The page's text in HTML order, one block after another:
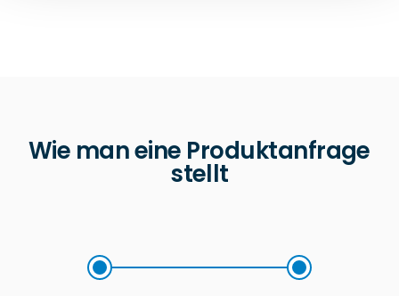
Wie man eine Produktanfrage
stellt